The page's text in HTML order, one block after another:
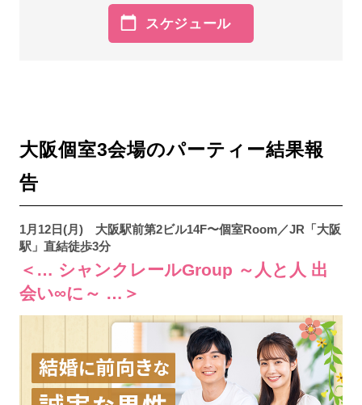
スケジュール
大阪個室3会場のパーティー結果報
告
1月12日(月) 大阪駅前第2ビル14F〜個室Room／JR「大阪
駅」直結徒歩3分
＜… シャンクレールGroup ～人と人 出
会い∞に～ …＞